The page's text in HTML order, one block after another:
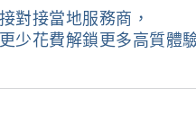
對接當地服務商，
少花費解鎖更多高質體